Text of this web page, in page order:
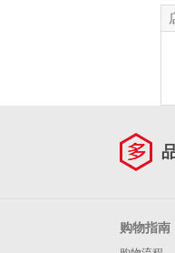
购物指南